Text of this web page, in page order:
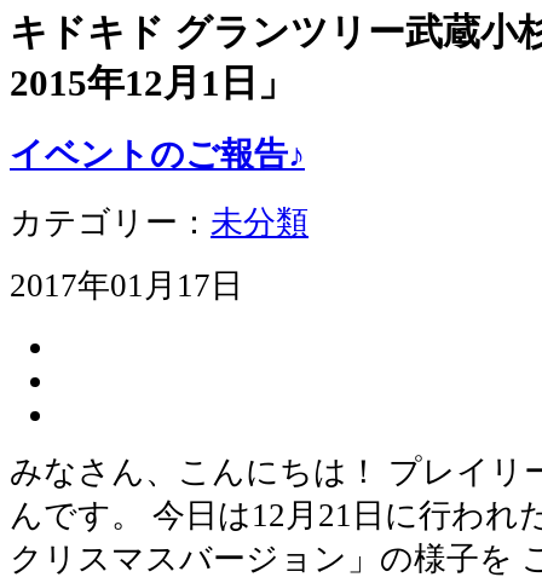
キドキド グランツリー武蔵
2015年12月1日 」
イベントのご報告♪
カテゴリー： 未分類
2017年01月17日
みなさん、こんにちは！ プレイリ
んです。 今日は12月21日に行われ
クリスマスバージョン」の様子を